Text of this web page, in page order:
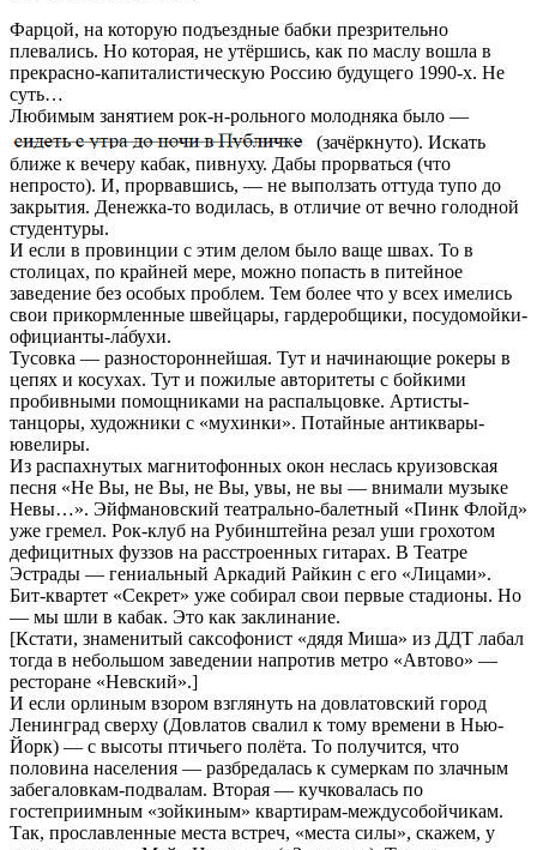
Фарцой, на которую подъездные бабки презрительно
плевались. Но которая, не утёршись, как по маслу вошла в
прекрасно-капиталистическую Россию будущего 1990-х. Не
суть…
Любимым занятием рок-н-рольного молодняка было —
(зачёркнуто). Искать
ближе к вечеру кабак, пивнуху. Дабы прорваться (что
непросто). И, прорвавшись, — не выползать оттуда тупо до
закрытия. Денежка-то водилась, в отличие от вечно голодной
студентуры.
И если в провинции с этим делом было ваще швах. То в
столицах, по крайней мере, можно попасть в питейное
заведение без особых проблем. Тем более что у всех имелись
свои прикормленные швейцары, гардеробщики, посудомойки-
официанты-ла́бухи.
Тусовка — разностороннейшая. Тут и начинающие рокеры в
цепях и косухах. Тут и пожилые авторитеты с бойкими
пробивными помощниками на распальцовке. Артисты-
танцоры, художники с «мухинки». Потайные антиквары-
ювелиры.
Из распахнутых магнитофонных окон неслась круизовская
песня «Не Вы, не Вы, не Вы, увы, не вы — внимали музыке
Невы…». Эйфмановский театрально-балетный «Пинк Флойд»
уже гремел. Рок-клуб на Рубинштейна резал уши грохотом
дефицитных фуззов на расстроенных гитарах. В Театре
Эстрады — гениальный Аркадий Райкин с его «Лицами».
Бит-квартет «Секрет» уже собирал свои первые стадионы. Но
— мы шли в кабак. Это как заклинание.
[Кстати, знаменитый саксофонист «дядя Миша» из ДДТ лабал
тогда в небольшом заведении напротив метро «Автово» —
ресторане «Невский».]
И если орлиным взором взглянуть на довлатовский город
Ленинград сверху (Довлатов свалил к тому времени в Нью-
Йорк) — с высоты птичьего полёта. То получится, что
половина населения — разбредалась к сумеркам по злачным
забегаловкам-подвалам. Вторая — кучковалась по
гостеприимным «зойкиным» квартирам-междусобойчикам.
Так, прославленные места встреч, «места силы», скажем, у